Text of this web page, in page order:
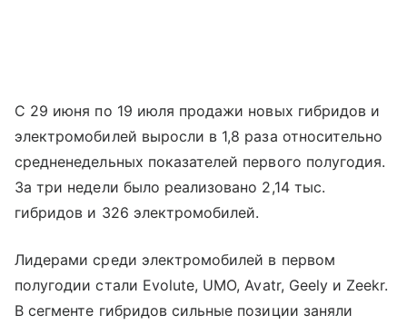
С 29 июня по 19 июля продажи новых гибридов и
электромобилей выросли в 1,8 раза относительно
средненедельных показателей первого полугодия.
За три недели было реализовано 2,14 тыс.
гибридов и 326 электромобилей.
Лидерами среди электромобилей в первом
полугодии стали Evolute, UMO, Avatr, Geely и Zeekr.
В сегменте гибридов сильные позиции заняли